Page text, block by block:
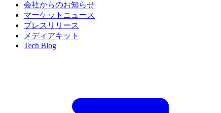
会社からのお知らせ
マーケットニュース
プレスリリース
メディアキット
Tech Blog